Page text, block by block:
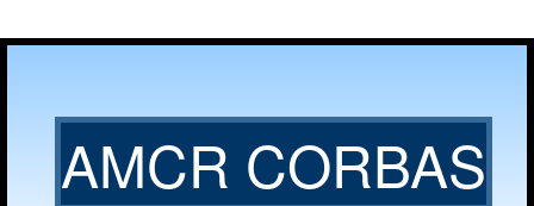
AMCR CORBAS